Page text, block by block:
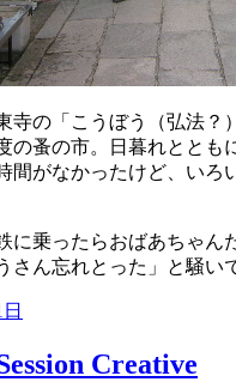
寺の「こうぼう（弘法？
の蚤の市。日暮れととも
間がなかったけど、いろ
に乗ったらおばあちゃん
さん忘れとった」と騒い
Creative